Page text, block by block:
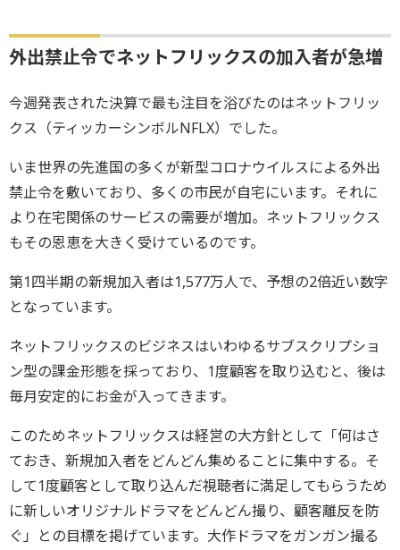
外出禁止令でネットフリックスの加入者が急増
今週発表された決算で最も注目を浴びたのはネットフリッ
クス（ティッカーシンボルNFLX）でした。
いま世界の先進国の多くが新型コロナウイルスによる外出
禁止令を敷いており、多くの市民が自宅にいます。それに
より在宅関係のサービスの需要が増加。ネットフリックス
もその恩恵を大きく受けているのです。
第1四半期の新規加入者は1,577万人で、予想の2倍近い数字
となっています。
ネットフリックスのビジネスはいわゆるサブスクリプショ
ン型の課金形態を採っており、1度顧客を取り込むと、後は
毎月安定的にお金が入ってきます。
このためネットフリックスは経営の大方針として「何はさ
ておき、新規加入者をどんどん集めることに集中する。そ
して1度顧客として取り込んだ視聴者に満足してもらうため
に新しいオリジナルドラマをどんどん撮り、顧客離反を防
ぐ」との目標を掲げています。大作ドラマをガンガン撮る